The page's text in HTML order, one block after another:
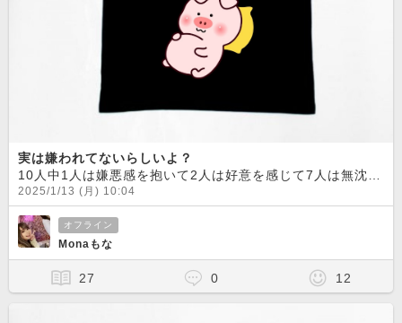
実は嫌われてないらしいよ？
10人中1人は嫌悪感を抱いて2人は好意を感じて7人は無沈着で何も感じていないそうです
2025/1/13 (月) 10:04
オフライン
Monaもな
27 0 12